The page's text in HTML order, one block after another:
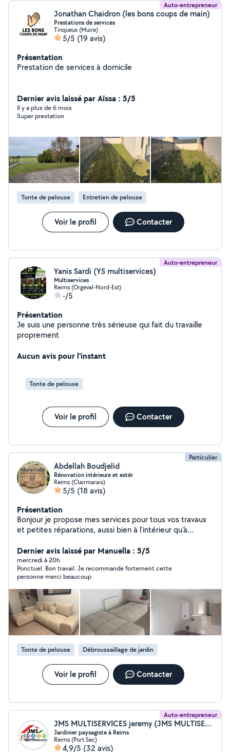
Auto-entrepreneur
Jonathan Chaidron (les bons coups de main)
Prestations de services
Tinqueux (Muire)
5/5 (19 avis)
Présentation
Prestation de services à domicile
Dernier avis laissé par Aïssa : 5/5
Il y a plus de 6 mois
Super prestation
Tonte de pelouse Entretien de pelouse
Voir le profil Contacter
Auto-entrepreneur
Yanis Sardi (YS multiservices)
Multiservices
Reims (Orgeval-Nord-Est)
-/5
Présentation
Je suis une personne très sérieuse qui fait du travaille
proprement
Aucun avis pour l'instant
Tonte de pelouse
Voir le profil Contacter
Particulier
Abdellah Boudjelid
Rénovation intérieure et extér
Reims (Clairmarais)
5/5 (18 avis)
Présentation
Bonjour je propose mes services pour tous vos travaux
et petites réparations, aussi bien à l'intérieur qu'à
N'hésitez pas à me contacter pour discuter de votre
projet ! Disponible tout la semaine de samedi jusqu'à
samedi H24 .
Dernier avis laissé par Manuella : 5/5
mercredi à 20h
Ponctuel. Bon travail. Je recommande fortement cette
personne merci beaucoup
Tonte de pelouse Débroussaillage de jardin
Voir le profil Contacter
Auto-entrepreneur
JMS MULTISERVICES jeremy (JMS MULTISERVICES)
Jardinier paysagiste à Reims
Reims (Port Sec)
4,9/5 (32 avis)